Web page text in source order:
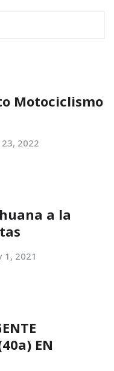
Motociclismo
2022
a la
1, 2021
EN